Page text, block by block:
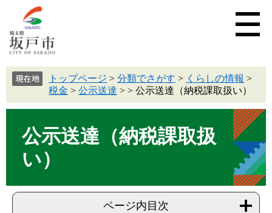
トップページ > 分類でさがす > くらしの情報 >
税金 > 公示送達 > > 公示送達（納税課取扱い）
公示送達（納税課取扱
い）
ページ内目次